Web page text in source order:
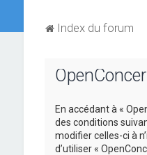
Index du forum
En accédant à «
des conditions
modifier celles-ci à
d’utiliser «